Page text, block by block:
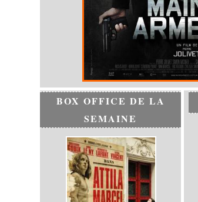
BOX OFFICE DE LA
SEMAINE